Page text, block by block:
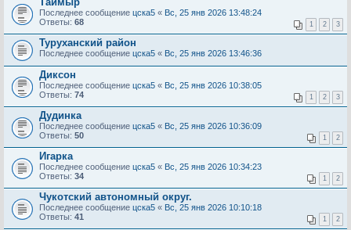
Последнее сообщение цска5 « Вс, 25 янв 2026 13:48:24
Ответы: 68 1 2 3
Туруханский район
Последнее сообщение цска5 « Вс, 25 янв 2026 13:46:36
Диксон
Последнее сообщение цска5 « Вс, 25 янв 2026 10:38:05
Ответы: 74 1 2 3
Дудинка
Последнее сообщение цска5 « Вс, 25 янв 2026 10:36:09
Ответы: 50 1 2
Игарка
Последнее сообщение цска5 « Вс, 25 янв 2026 10:34:23
Ответы: 34 1 2
Чукотский автономный округ.
Последнее сообщение цска5 « Вс, 25 янв 2026 10:10:18
Ответы: 41 1 2